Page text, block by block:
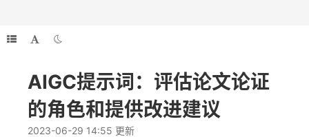
AIGC提示词：评估论文论证
的角色和提供改进建议
2023-06-29 14:55 更新